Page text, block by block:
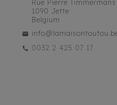
Rue Pierre
1090 Jette
Belgium
0032 2 425 07 17